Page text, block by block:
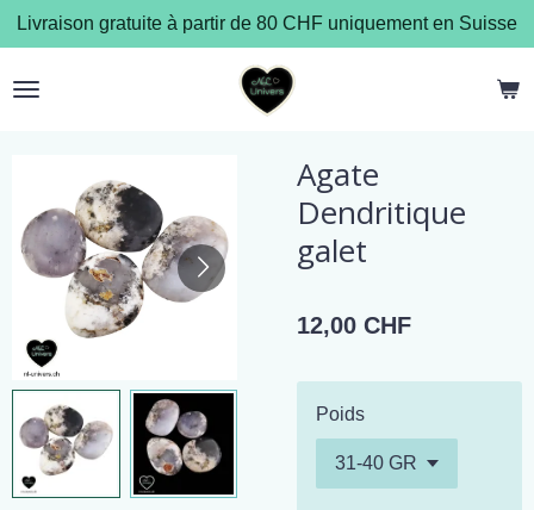
Passer
au
contenu
Livraison gratuite à partir de 80 CHF uniquement en Suisse
Agate
Dendritique
galet
12,00 CHF
Poids